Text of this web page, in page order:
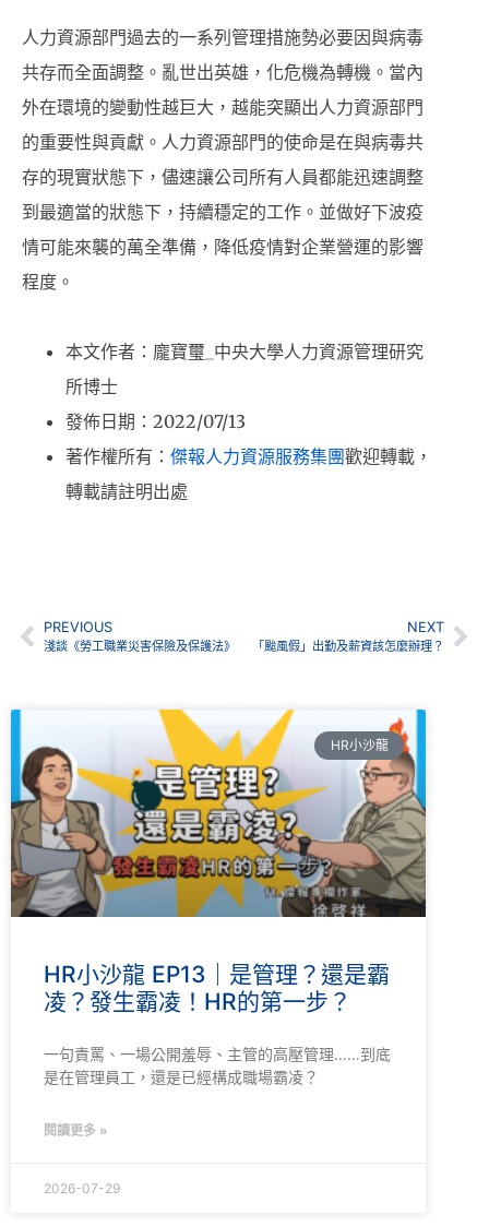
人力資源部門過去的一系列管理措施勢必要因與病毒
共存而全面調整。亂世出英雄，化危機為轉機。當內
外在環境的變動性越巨大，越能突顯出人力資源部門
的重要性與貢獻。人力資源部門的使命是在與病毒共
存的現實狀態下，儘速讓公司所有人員都能迅速調整
到最適當的狀態下，持續穩定的工作。並做好下波疫
情可能來襲的萬全準備，降低疫情對企業營運的影響
程度。
本文作者：龐寶璽_中央大學人力資源管理研究
所博士
發佈日期：2022/07/13
著作權所有： 傑報人力資源服務集團歡迎轉載，
轉載請註明出處
PREVIOUS
淺談《勞工職業災害保險及保護法》
NEXT
「颱風假」出勤及薪資該怎麼辦理？
HR小沙龍
HR小沙龍 EP13｜是管理？還是霸
凌？發生霸凌！HR的第一步？
一句責罵、一場公開羞辱、主管的高壓管理……到底
是在管理員工，還是已經構成職場霸凌？
閱讀更多 »
2026-07-29